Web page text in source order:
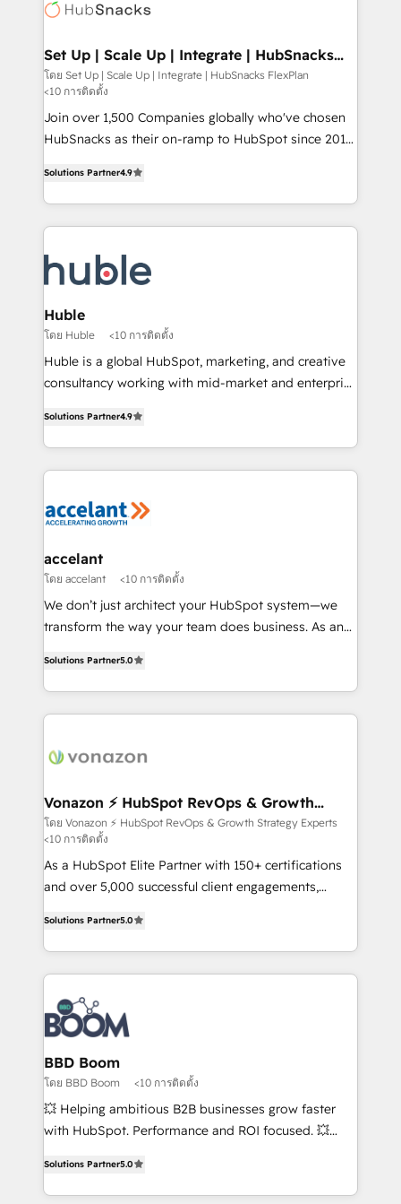
COS Design Award 🏆2013 HubSpot Marketplace
Partner 📆Founded in 1997
HubSpot development: websites, custom modules,
marketing, advertising, campaigns, content and
design We connect people, data and technology to
improve customer experiences. With our bright
people, exciting ideas and can-do mentality, we
ensure revenue growth on a daily basis. So tell us
team of 100+ experts is ready for you! Driving digital
growth | www.brightdigital.com
Set Up | Scale Up | Integrate | HubSnacks
FlexPlan
โดย Set Up | Scale Up | Integrate | HubSnacks FlexPlan
<10 การติดตั้ง
Join over 1,500 Companies globally who've chosen
HubSnacks as their on-ramp to HubSpot since 2014
1️⃣ Set Up | Onboarding New or Check-fixing existing
HubSpot portals 2️⃣ Scale Up | 100% HubSpot Task
Execution... Global 24/7 ... All Experts 3️⃣ Integrate |
Slash months from your API Integration project... ⬅️
Click "Contact Business" ⬅️ to access 150+ Kickstart
Integration templates that put HubSpot in the center
of your tech stack, syncing... 🛍️ Shopify or
WooCommerce 💲 Stripe or Paypal 💰 Sage or
Netsuite 🤖 Google or Microsoft ✍️ DocuSign or
the rare Advanced "Custom Integrations"
Accreditation, securely sync data across... 🔄 any
new HubSpot portal with Advanced Website and
CRM Migrations using our in-house "HubScrub" Tool.
Solutions Partner4.9
Huble
โดย Huble <10 การติดตั้ง
Huble is a global HubSpot, marketing, and creative
consultancy working with mid-market and enterprise
the strategy, processes, and teams that turn
HubSpot into a genuine growth engine. Named
HubSpot's Global Partner of the Year in 2024,
worldwide, and with over 15 years in the ecosystem,
One company, one operating model, delivering
across offices and consulting teams in the UK, USA,
Canada, Germany, France, Belgium, Singapore, and
South Africa. Certified compliant with ISO/IEC
international offices and 175+ employees.
Solutions Partner4.9
accelant
โดย accelant <10 การติดตั้ง
We don’t just architect your HubSpot system—we
transform the way your team does business. As an
creating tailored, end-to-end CRM solutions that
accelerate growth, improve operational efficiency,
and ensure faster time to value on HubSpot. What
day one, our team takes the time to deeply
strategies that deliver impactful results. Our mission
is to empower you to unlock HubSpot’s full potential
—faster. Through expert training, unmatched
responsiveness, and ongoing support, we equip
your team to adopt new systems with confidence
customer engagement.
Solutions Partner5.0
Vonazon ⚡ HubSpot RevOps & Growth
Strategy Experts
โดย Vonazon ⚡ HubSpot RevOps & Growth Strategy Experts
<10 การติดตั้ง
As a HubSpot Elite Partner with 150+ certifications
and over 5,000 successful client engagements,
measurable, scalable growth. From onboarding to
enterprise-grade campaigns, our in-house team
builds scalable strategies that drive long-term
revenue. ⚙️ HubSpot Integration & Optimization •
Seamless CRM, CMS, and automation setup •
Complex platform migrations and data cleanups •
Custom APIs and third-party integrations 📈 End-to-
End Revenue Acceleration • Lifecycle marketing and
pipeline growth programs • Sales enablement tools
and CRM optimization • Retention strategies with
Execution • 750+ onboardings and 2,000+
implementations • Deep expertise across marketing,
Solutions Partner5.0
BBD Boom
โดย BBD Boom <10 การติดตั้ง
💥 Helping ambitious B2B businesses grow faster
with HubSpot. Performance and ROI focused. 💥
to HubSpot Better. We work with your teams to
solve all your HubSpot challenges and improve user
Solutions Partner5.0